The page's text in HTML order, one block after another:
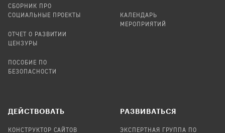
СБОРНИК ПРО
СОЦИАЛЬНЫЕ ПРОЕКТЫ
ОТЧЕТ О РАЗВИТИИ
ЦЕНЗУРЫ
ПОСОБИЕ ПО
БЕЗОПАСНОСТИ
КАЛЕНДАРЬ
МЕРОПРИЯТИЙ
ДЕЙСТВОВАТЬ
КОНСТРУКТОР САЙТОВ
РАЗВИВАТЬСЯ
ЭКСПЕРТНАЯ ГРУППА ПО